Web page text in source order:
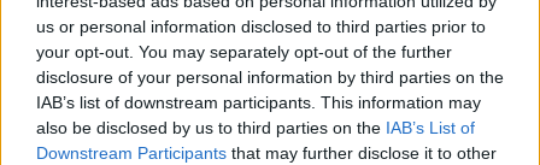
us or personal information disclosed to third parties prior to
your opt-out. You may separately opt-out of the further
disclosure of your personal information by third parties on the
IAB’s list of downstream participants. This information may
also be disclosed by us to third parties on the IAB’s List of
Downstream Participants that may further disclose it to other